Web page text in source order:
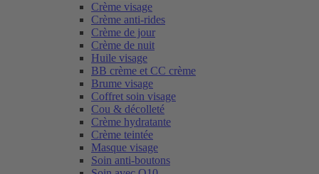
Crème visage
Crème anti-rides
Crème de jour
Crème de nuit
Huile visage
BB crème et CC crème
Brume visage
Coffret soin visage
Cou & décolleté
Crème hydratante
Crème teintée
Masque visage
Soin anti-boutons